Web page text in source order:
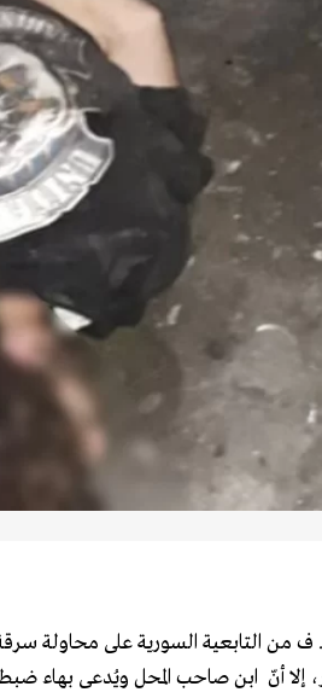
ف من التابعية السورية على محاولة
أنّ ابن صاحب المحل ويُدعى بهاء